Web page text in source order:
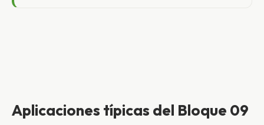
Aplicaciones típicas del Bloque 09